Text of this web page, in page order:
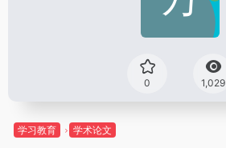
0 1,029
学习教育 学术论文